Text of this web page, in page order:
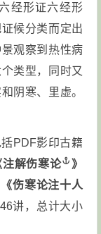
经形证六经形
候分类而定出
观察到热性病
类型，同时又
阴寒、里虚。
PDF影印古籍
注解伤寒论
》
伤寒论注十人
讲，总计大小